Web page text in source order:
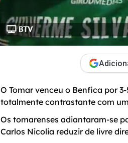
O Tomar venceu o Benfica por
totalmente contrastante com
Os tomarenses adiantaram-se
Carlos Nicolia reduzir de livre